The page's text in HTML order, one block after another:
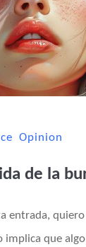
Opinion
de la
entrada,
implica que